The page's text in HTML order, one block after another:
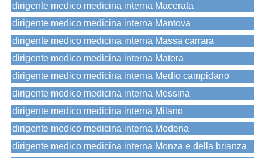
dirigente medico medicina interna Macerata
dirigente medico medicina interna Mantova
dirigente medico medicina interna Massa carrara
dirigente medico medicina interna Matera
dirigente medico medicina interna Medio campidano
dirigente medico medicina interna Messina
dirigente medico medicina interna Milano
dirigente medico medicina interna Modena
dirigente medico medicina interna Monza e della brianza